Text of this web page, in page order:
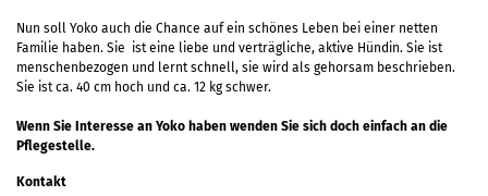
Nun soll Yoko auch die Chance auf ein schönes Leben bei einer netten
Familie haben. Sie ist eine liebe und verträgliche, aktive Hündin. Sie ist
menschenbezogen und lernt schnell, sie wird als gehorsam beschrieben.
Sie ist ca. 40 cm hoch und ca. 12 kg schwer.
Wenn Sie Interesse an Yoko haben wenden Sie sich doch einfach an die
Pflegestelle.
Kontakt